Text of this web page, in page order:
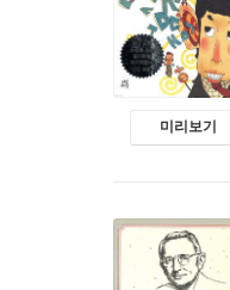
미리보기